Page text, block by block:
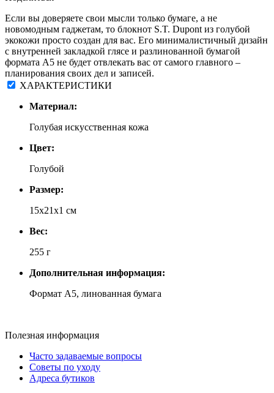
Если вы доверяете свои мысли только бумаге, а не
новомодным гаджетам, то блокнот S.T. Dupont из голубой
экокожи просто создан для вас. Его минималистичный дизайн
с внутренней закладкой глясе и разлинованной бумагой
формата А5 не будет отвлекать вас от самого главного –
планирования своих дел и записей.
ХАРАКТЕРИСТИКИ
Материал:
Голубая искусственная кожа
Цвет:
Голубой
Размер:
15x21x1 см
Вес:
255 г
Дополнительная информация:
Формат А5, линованная бумага
Полезная информация
Часто задаваемые вопросы
Советы по уходу
Адреса бутиков